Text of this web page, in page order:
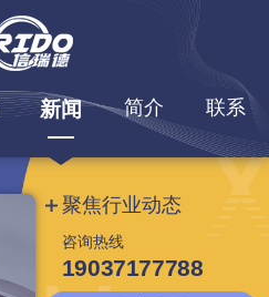
新闻 简介 联系
聚焦行业动态
咨询热线
19037177788